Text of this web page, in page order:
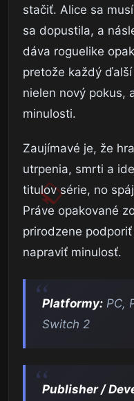
stačiť. Alice sa
sa dopustila, a
dáva roguelike
pretože každý
nielen nový pokus,
minulosti.
Zaujímavé je, že
utrpenia, smrti a
titulov série, no
Práve opakované
prirodzene
napraviť minulosť.
Platformy: PC,
Switch 2
Publisher /